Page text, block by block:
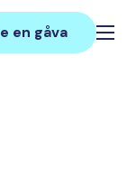
en gåva